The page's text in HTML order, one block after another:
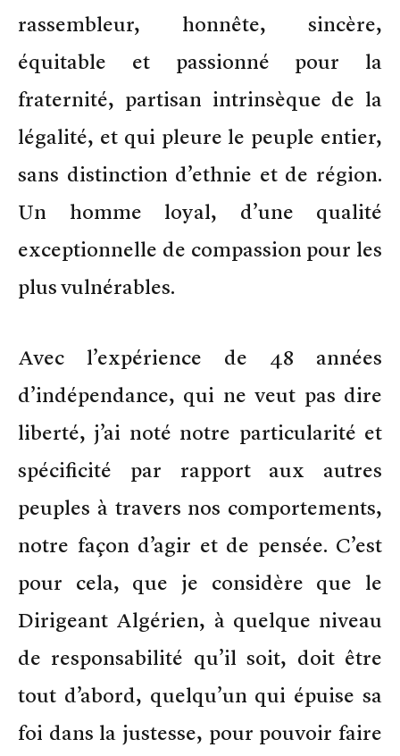
rassembleur, honnête, sincère,
équitable et passionné pour la
fraternité, partisan intrinsèque de la
légalité, et qui pleure le peuple entier,
sans distinction d’ethnie et de région.
Un homme loyal, d’une qualité
exceptionnelle de compassion pour les
plus vulnérables.
Avec l’expérience de 48 années
d’indépendance, qui ne veut pas dire
liberté, j’ai noté notre particularité et
spécificité par rapport aux autres
peuples à travers nos comportements,
notre façon d’agir et de pensée. C’est
pour cela, que je considère que le
Dirigeant Algérien, à quelque niveau
de responsabilité qu’il soit, doit être
tout d’abord, quelqu’un qui épuise sa
foi dans la justesse, pour pouvoir faire